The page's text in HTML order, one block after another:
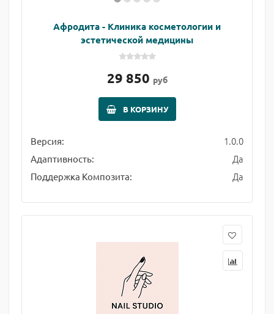
Афродита - Клиника косметологии и
эстетической медицины
29 850 руб
В КОРЗИНУ
Версия: 1.0.0
Адаптивность: Да
Поддержка Композита: Да